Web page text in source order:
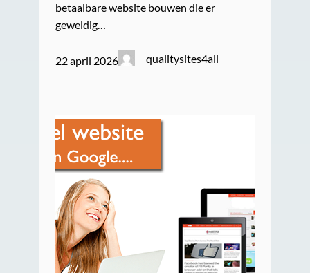
betaalbare website bouwen die er
geweldig…
22 april 2026 qualitysites4all